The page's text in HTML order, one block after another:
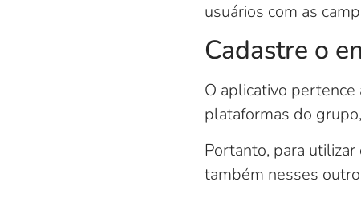
usuários com as
Cadastre o
O aplicativo
plataformas do
Portanto, para
também nesses